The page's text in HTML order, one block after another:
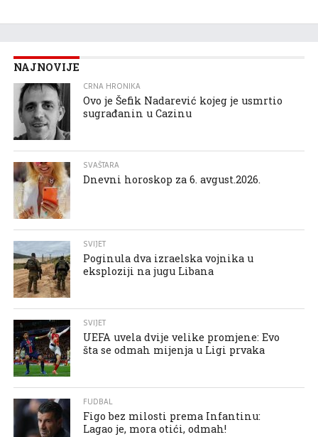
NAJNOVIJE
CRNA HRONIKA
Ovo je Šefik Nadarević kojeg je usmrtio
sugrađanin u Cazinu
SVAŠTARA
Dnevni horoskop za 6. avgust.2026.
SVIJET
Poginula dva izraelska vojnika u
eksploziji na jugu Libana
SVIJET
UEFA uvela dvije velike promjene: Evo
šta se odmah mijenja u Ligi prvaka
FUDBAL
Figo bez milosti prema Infantinu:
Lagao je, mora otići, odmah!